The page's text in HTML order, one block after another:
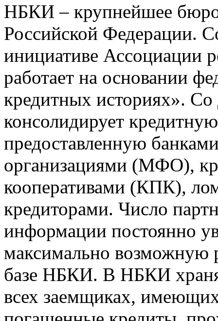
НБКИ – крупнейшее
Российской Федерации.
инициативе Ассоциации
работает на основании
кредитных историях».
консолидирует
предоставленную
организациями (МФО),
кооперативами (КПК),
кредиторами. Число
информации постоянно
максимально возможную
базе НБКИ. В НБКИ
всех заемщиках,